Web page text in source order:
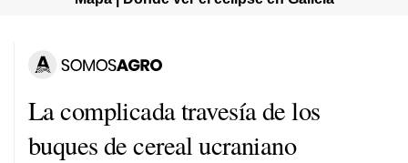
La complicada travesía de los
buques de cereal ucraniano